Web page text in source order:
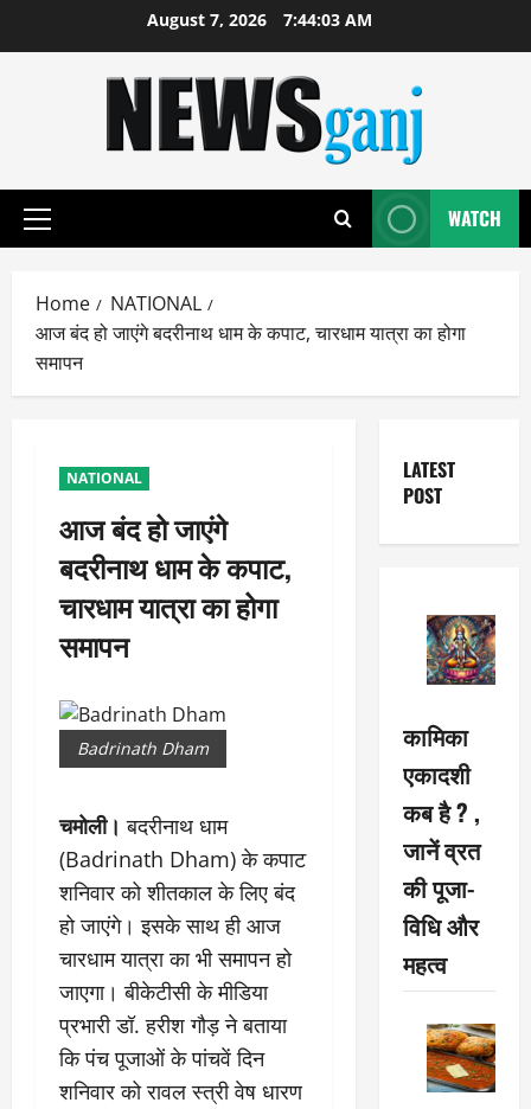
August 7, 2026 7:44:03 AM
Primary
WATCH
Home
NATIONAL
आज बंद हो जाएंगे बदरीनाथ धाम के कपाट, चारधाम यात्रा का होगा
समापन
NATIONAL
आज बंद हो जाएंगे
बदरीनाथ धाम के कपाट,
चारधाम यात्रा का होगा
समापन
Badrinath Dham
चमोली। बदरीनाथ धाम
(Badrinath Dham) के कपाट
शनिवार को शीतकाल के लिए बंद
हो जाएंगे। इसके साथ ही आज
चारधाम यात्रा का भी समापन हो
जाएगा। बीकेटीसी के मीडिया
प्रभारी डॉ. हरीश गौड़ ने बताया
कि पंच पूजाओं के पांचवें दिन
शनिवार को रावल स्त्री वेष धारण
LATEST
POST
कामिका
एकादशी
कब है ? ,
जानें व्रत
की पूजा-
विधि और
महत्व